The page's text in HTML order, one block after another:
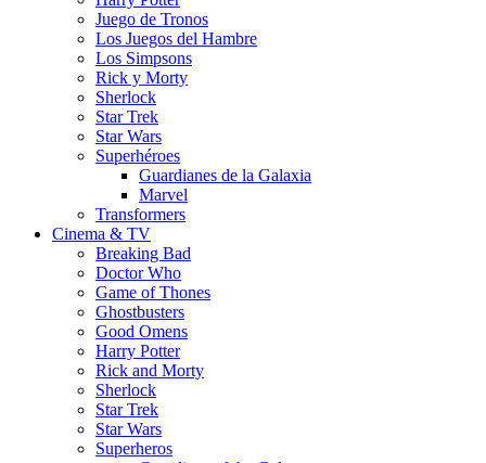
Juego de Tronos
Los Juegos del Hambre
Los Simpsons
Rick y Morty
Sherlock
Star Trek
Star Wars
Superhéroes
Guardianes de la Galaxia
Marvel
Transformers
Cinema & TV
Breaking Bad
Doctor Who
Game of Thones
Ghostbusters
Good Omens
Harry Potter
Rick and Morty
Sherlock
Star Trek
Star Wars
Superheros